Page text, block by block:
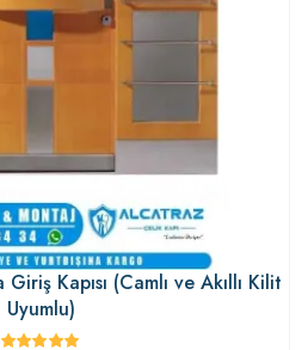
Kapısı (Camlı ve Akıllı Kilit
Uyumlu)